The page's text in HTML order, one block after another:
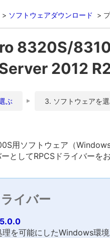
ソフトウェアダウンロード
8320S/
2012
ぶ 3. ソフトウェアを
用ソフトウェア（
としてRPCSドライバーを
イバー
を可能にしたWindows環